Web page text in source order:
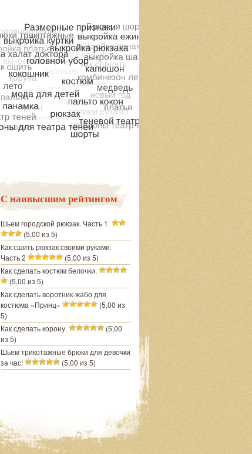
С наивысшим рейтингом
Шьем городской рюкзак. Часть 1.
(5,00 из 5)
Как сшить рюкзак своими руками.
Часть 2
(5,00 из 5)
Как сделать костюм белочки.
(5,00 из 5)
Как сделать воротник-жабо для
костюма «Принц»
(5,00 из
5)
Как сделать корону.
(5,00
из 5)
Шьем трикотажные брюки для девочки
за час!
(5,00 из 5)